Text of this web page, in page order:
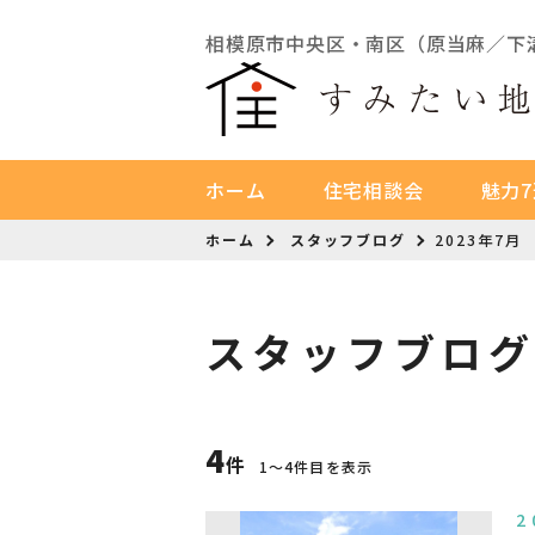
相模原市中央区・南区（原当麻／
ホーム 住宅相談会 魅力
ホーム スタッフブログ 2023年7月
スタッフブログ
4件 1〜4件目を表示